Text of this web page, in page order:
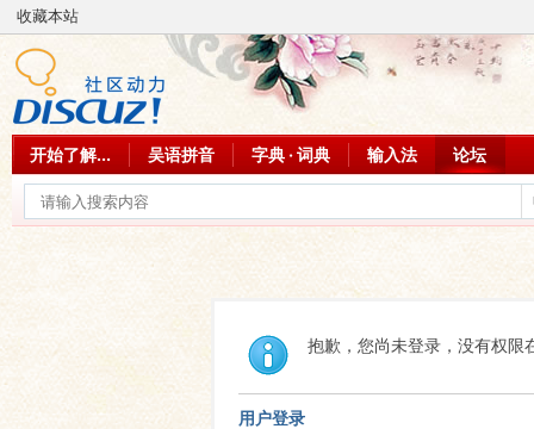
收藏本站
开始了解... 吴语拼音 字典 · 词典 输入法 论坛
抱歉，您尚未登录，没有权限
用户登录